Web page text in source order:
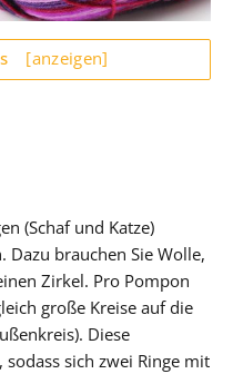
[anzeigen]
(Schaf und Katze)
Dazu brauchen Sie Wolle,
Zirkel. Pro Pompon
große Kreise auf die
Diese
sich zwei Ringe mit